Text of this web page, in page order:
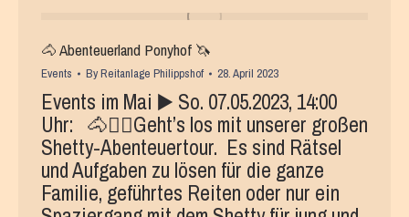
🐴 Abenteuerland Ponyhof 🦄
Events ByReitanlage Philippshof 28. April 2023
Events im Mai ▶️ So. 07.05.2023, 14:00
Uhr: 🐴🕵️‍♀️Geht’s los mit unserer großen
Shetty-Abenteuertour. Es sind Rätsel
und Aufgaben zu lösen für die ganze
Familie, geführtes Reiten oder nur ein